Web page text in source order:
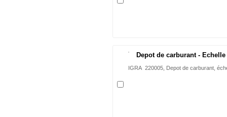
Depot de carburant - Echelle
IGRA 220005, Depot de carburant,